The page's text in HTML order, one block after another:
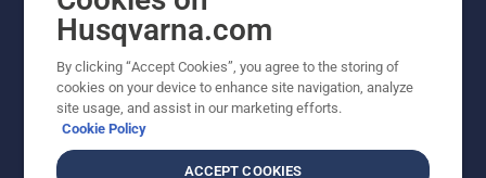
Outros sites Husqvarna
Trabalhe Conosco
Husqvarna.com
By clicking “Accept Cookies”, you agree to the storing of
cookies on your device to enhance site navigation, analyze
site usage, and assist in our marketing efforts.
Cookie Policy
ACCEPT COOKIES